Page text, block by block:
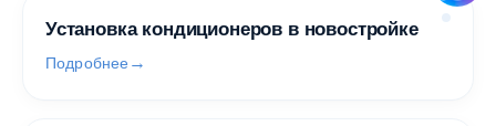
Установка кондиционеров в новостройке
Подробнее